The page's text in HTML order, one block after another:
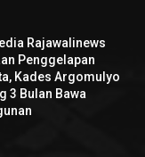
Rajawalinews
Penggelapan
Kades Argomulyo
3 Bulan Bawa